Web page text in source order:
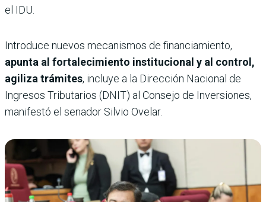
el IDU.
Introduce nuevos mecanismos de financiamiento,
apunta al fortalecimiento institucional y al control,
agiliza trámites, incluye a la Dirección Nacional de
Ingresos Tributarios (DNIT) al Consejo de Inversiones,
manifestó el senador Silvio Ovelar.